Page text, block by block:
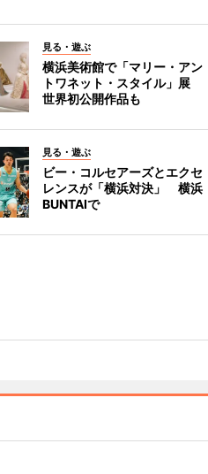
見る・遊ぶ
横浜美術館で「マリー・アン
トワネット・スタイル」展
世界初公開作品も
見る・遊ぶ
ビー・コルセアーズとエクセ
レンスが「横浜対決」 横浜
BUNTAIで